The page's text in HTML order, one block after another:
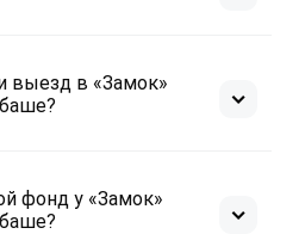
выезд в «Замок»
фонд у «Замок»